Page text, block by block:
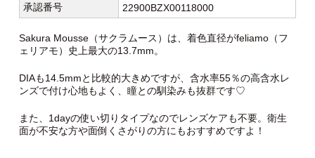
承認番号
22900BZX00118000
Sakura Mousse（サクラムース）は、着色直径がfeliamo（フ
ェリアモ）史上最大の13.7mm。
DIAも14.5mmと比較的大きめですが、含水率55％の高含水レ
ンズで付け心地もよく、瞳との馴染みも抜群です♡
また、1dayの使い切りタイプなのでレンズケアも不要。衛生
面が不安な方や面倒くさがりの方にもおすすめですよ！